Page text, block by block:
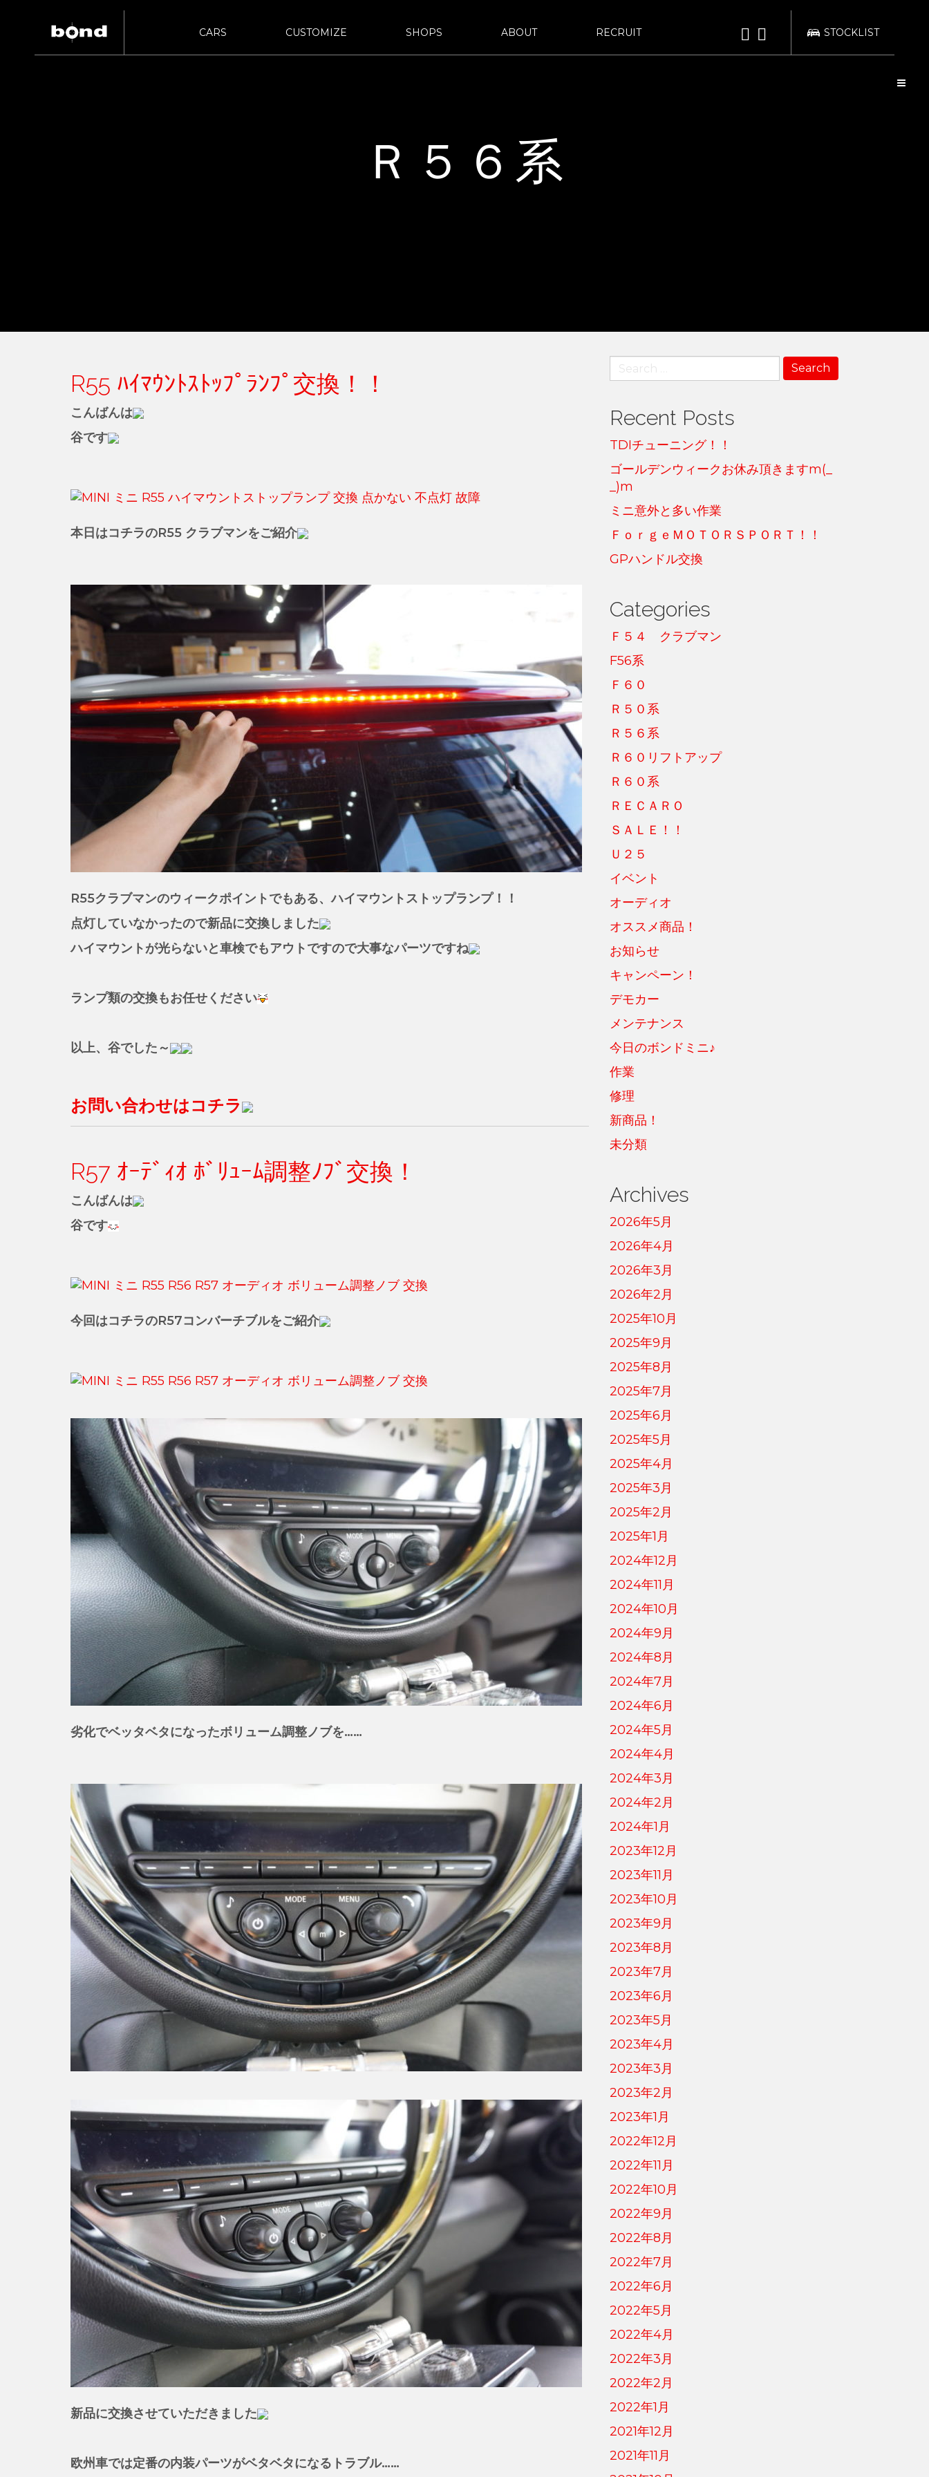
CARS CUSTOMIZE SHOPS ABOUT RECRUIT STOCKLIST
bond Beijing bond Germany
Ｒ５６系
R55 ﾊｲﾏｳﾝﾄｽﾄｯﾌﾟﾗﾝﾌﾟ交換！！
こんばんは
谷です
本日はコチラのR55 クラブマンをご紹介
R55クラブマンのウィークポイントでもある、ハイマウントストップランプ！！
点灯していなかったので新品に交換しました
ハイマウントが光らないと車検でもアウトですので大事なパーツですね
ランプ類の交換もお任せください
以上、谷でした～
お問い合わせはコチラ
R57 ｵｰﾃﾞｨｵ ﾎﾞﾘｭｰﾑ調整ﾉﾌﾞ交換！
こんばんは
谷です
今回はコチラのR57コンバーチブルをご紹介
劣化でベッタベタになったボリューム調整ノブを……
新品に交換させていただきました
欧州車では定番の内装パーツがベタベタになるトラブル……
Search
for:
Recent Posts
TDIチューニング！！
ゴールデンウィークお休み頂きますm(_
_)m
ミニ意外と多い作業
ＦｏｒｇｅＭＯＴＯＲＳＰＯＲＴ！！
GPハンドル交換
Categories
Ｆ５４ クラブマン
F56系
Ｆ６０
Ｒ５０系
Ｒ５６系
Ｒ６０リフトアップ
Ｒ６０系
ＲＥＣＡＲＯ
ＳＡＬＥ！！
Ｕ２５
イベント
オーディオ
オススメ商品！
お知らせ
キャンペーン！
デモカー
メンテナンス
今日のボンドミニ♪
作業
修理
新商品！
未分類
Archives
2026年5月
2026年4月
2026年3月
2026年2月
2025年10月
2025年9月
2025年8月
2025年7月
2025年6月
2025年5月
2025年4月
2025年3月
2025年2月
2025年1月
2024年12月
2024年11月
2024年10月
2024年9月
2024年8月
2024年7月
2024年6月
2024年5月
2024年4月
2024年3月
2024年2月
2024年1月
2023年12月
2023年11月
2023年10月
2023年9月
2023年8月
2023年7月
2023年6月
2023年5月
2023年4月
2023年3月
2023年2月
2023年1月
2022年12月
2022年11月
2022年10月
2022年9月
2022年8月
2022年7月
2022年6月
2022年5月
2022年4月
2022年3月
2022年2月
2022年1月
2021年12月
2021年11月